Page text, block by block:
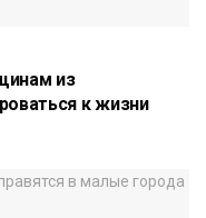
из
к жизни